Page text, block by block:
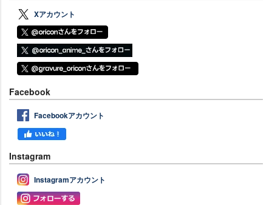
Xアカウント
Facebook
Facebookアカウント
Instagram
Instagramアカウント